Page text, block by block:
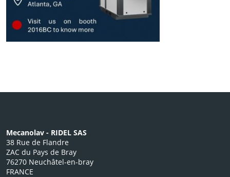
Mecanolav - RIDEL SAS
38 Rue de Flandre
ZAC du Pays de Bray
76270 Neuchâtel-en-bray
FRANCE